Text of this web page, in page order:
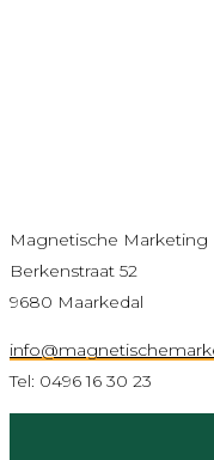
Magnetische Marketing
Berkenstraat 52
9680 Maarkedal
Tel: 0496 16 30 23